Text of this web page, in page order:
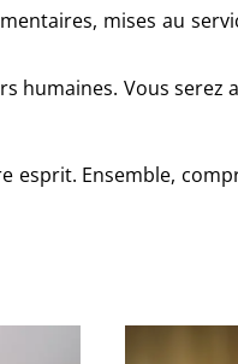
mises au
humaines. Vous serez
esprit. Ensemble,